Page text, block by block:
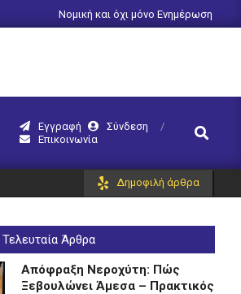
Νομική και όχι μόνο Ενημέρωση
Εγγραφή
Σύνδεση
Επικοινωνία
Search
Δημοφιλή άρθρα
Τελευταία Άρθρα
Απόφραξη Νεροχύτη: Πώς
Ξεβουλώνει Άμεσα – Πρακτικός